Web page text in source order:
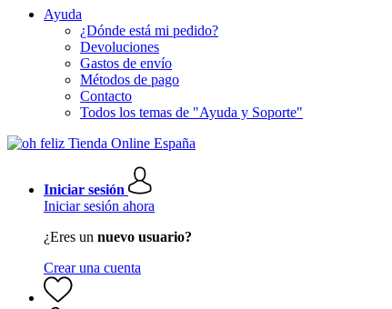
Ayuda
¿Dónde está mi pedido?
Devoluciones
Gastos de envío
Métodos de pago
Contacto
Todos los temas de "Ayuda y Soporte"
Iniciar sesión
Iniciar sesión ahora
¿Eres un nuevo usuario?
Crear una cuenta